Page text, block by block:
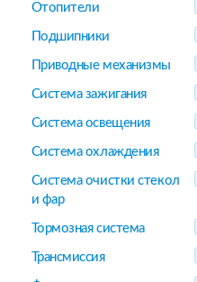
Отопители
Подшипники
Приводные механизмы
Система зажигания
Система освещения
Система охлаждения
Система очистки стекол
и фар
Тормозная система
Трансмиссия